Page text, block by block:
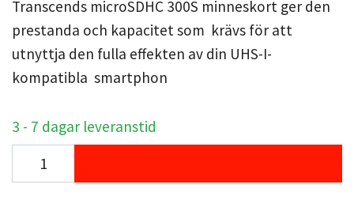
Transcends microSDHC 300S minneskort ger den
prestanda och kapacitet som krävs för att
utnyttja den fulla effekten av din UHS-I-
kompatibla smartphon
3 - 7 dagar leveranstid